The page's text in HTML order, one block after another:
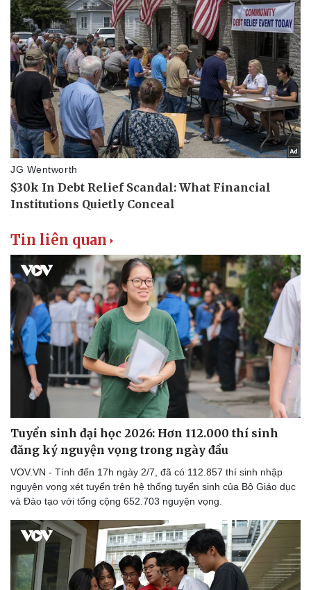
Thể thao
Bóng đá
Lịch thi đấu bóng đá
Thế giới thể thao
eSports
Hậu trường
Ô tô - Xe máy
Ô tô
Xe máy
Tư vấn
Tin liên quan
Tuyển sinh đại học 2026: Hơn 112.000 thí sinh
đăng ký nguyện vọng trong ngày đầu
VOV.VN - Tính đến 17h ngày 2/7, đã có 112.857 thí sinh nhập
nguyện vọng xét tuyển trên hệ thống tuyển sinh của Bộ Giáo dục
và Đào tạo với tổng cộng 652.703 nguyện vọng.